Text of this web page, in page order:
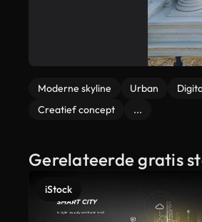
Moderne skyline Urban
Creatief concept
...
Gerelateerde gratis
iStock